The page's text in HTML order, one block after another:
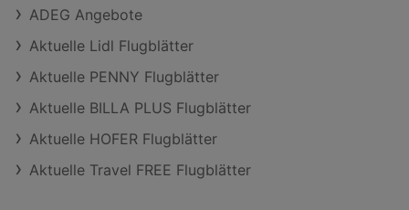
ADEG Angebote
Aktuelle Lidl Flugblätter
Aktuelle PENNY Flugblätter
Aktuelle BILLA PLUS Flugblätter
Aktuelle HOFER Flugblätter
Aktuelle Travel FREE Flugblätter